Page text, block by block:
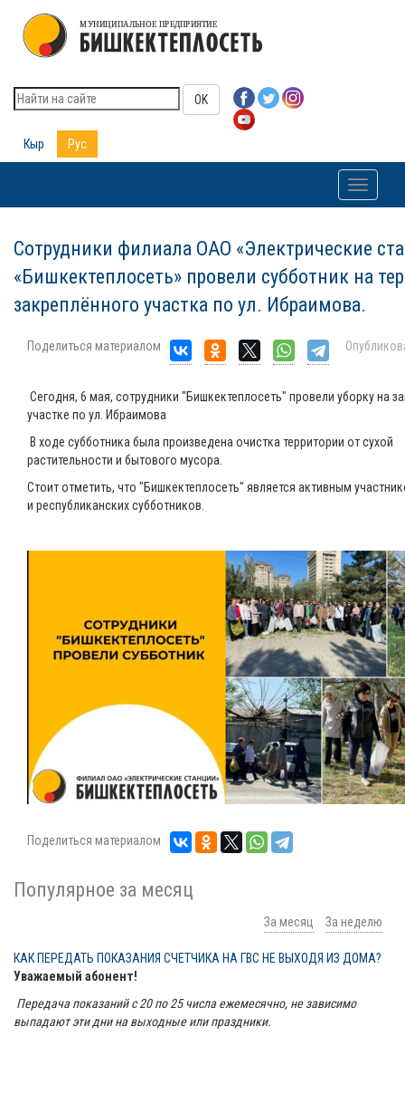
OK
Кыр Рус
Toggle
Сотрудники филиала ОАО «Электрические
«Бишкектеплосеть» провели субботник на
закреплённого участка по ул. Ибраимова.
Поделиться материалом
Сегодня, 6 мая, сотрудники "Бишкектеплосеть" провели уборку на
участке по ул. Ибраимова
В ходе субботника была произведена очистка территории от сухой
растительности и бытового мусора.
Стоит отметить, что "Бишкектеплосеть" является активным
и республиканских субботников.
Поделиться материалом
Популярное за месяц
За месяц За неделю
КАК ПЕРЕДАТЬ ПОКАЗАНИЯ СЧЕТЧИКА НА ГВС НЕ ВЫХОДЯ ИЗ ДОМА?
Уважаемый абонент!
Передача показаний с 20 по 25 числа ежемесячно, не зависимо
выпадают эти дни на выходные или праздники.